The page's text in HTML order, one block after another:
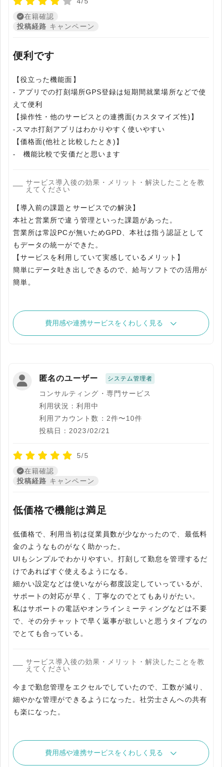
在籍確認
投稿経路 キャンペーン
便利です
【役立った機能面】
- アプリでの打刻場所GPS登録は短期間就業場所などで使
えて便利
【操作性・他のサービスとの連携面(カスタマイズ性)】
-スマホ打刻アプリはわかりやすく使いやすい
【価格面(他社と比較したとき)】
- 機能比較で安価だと思います
サービス導入後の効果・メリット・解決したことを教
えてください
【導入前の課題とサービスでの解決】
本社と営業所で違う管理といった課題があった。
営業所は常設PCが無いためGPD、本社は指う認証として
もデータの統一ができた。
【サービスを利用していて実感しているメリット】
簡単にデータ吐き出しできるので、給与ソフトでの活用が
費用感や連携サービスをくわしく見る
匿名のユーザー システム管理者
コンサルティング・専門サービス
利用状況：利用中
利用アカウント数：2件〜10件
投稿日：2023/02/21
5/5
在籍確認
投稿経路 キャンペーン
低価格で機能は満足
低価格で、利用当初は従業員数が少なかったので、最低料
金のようなものがなく助かった。
UIもシンプルでわかりやすい。打刻して勤怠を管理するだ
けであればすぐ使えるようになる。
細かい設定などは使いながら都度設定していっているが、
サポートの対応が早く、丁寧なのでとてもありがたい。
私はサポートの電話やオンラインミーティングなどは不要
で、その分チャットで早く返事が欲しいと思うタイプなの
でとても合っている。
サービス導入後の効果・メリット・解決したことを教
えてください
今まで勤怠管理をエクセルでしていたので、工数が減り、
細やかな管理ができるようになった。社労士さんへの共有
も楽になった。
費用感や連携サービスをくわしく見る